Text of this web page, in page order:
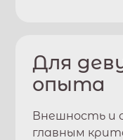
Для
опыта
Внешность и
главным